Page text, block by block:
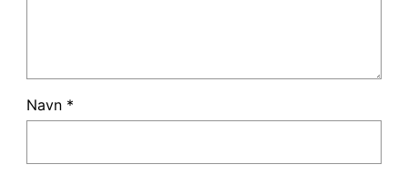
Navn *